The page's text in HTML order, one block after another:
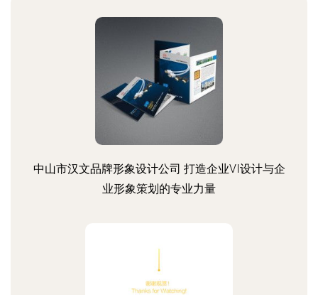
中山市汉文品牌形象设计公司 打造企业VI设计与企
业形象策划的专业力量